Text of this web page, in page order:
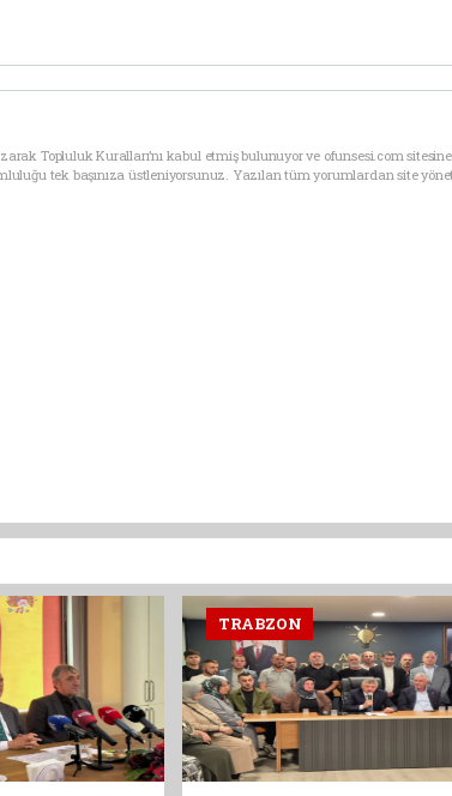
Topluluk Kuralları’nı kabul etmiş bulunuyor ve ofunsesi.com
tek başınıza üstleniyorsunuz. Yazılan tüm yorumlardan site
TRABZON